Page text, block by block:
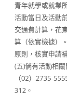
青年就學或就業
活動當日及活動
交通費計算，花
算（依實檢據）
原則，核實申請
(五)倘有活動相
（02）2735-
312。